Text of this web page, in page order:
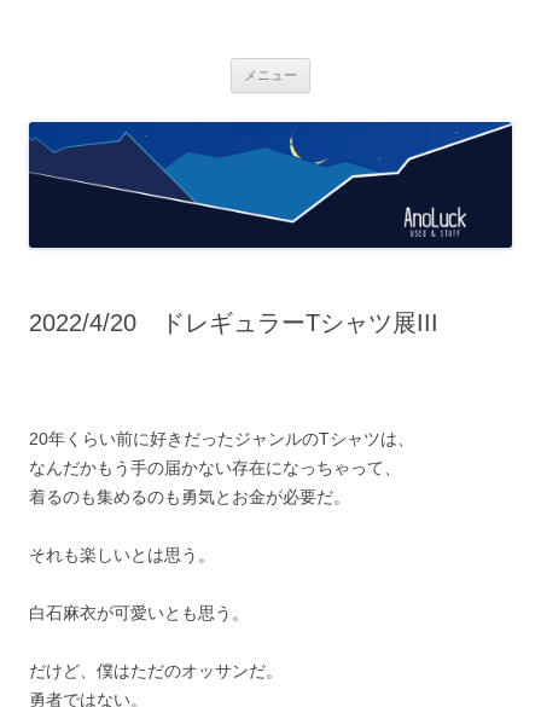
メニュー
ス
ッ
2022/4/20 ドレギュラーTシャツ展III
20年くらい前に好きだったジャンルのTシャツは、
なんだかもう手の届かない存在になっちゃって、
着るのも集めるのも勇気とお金が必要だ。
それも楽しいとは思う。
白石麻衣が可愛いとも思う。
だけど、僕はただのオッサンだ。
勇者ではない。